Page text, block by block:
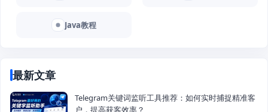
Java教程
最新文章
Telegram关键词监听工具推荐：如何实时捕捉精准客